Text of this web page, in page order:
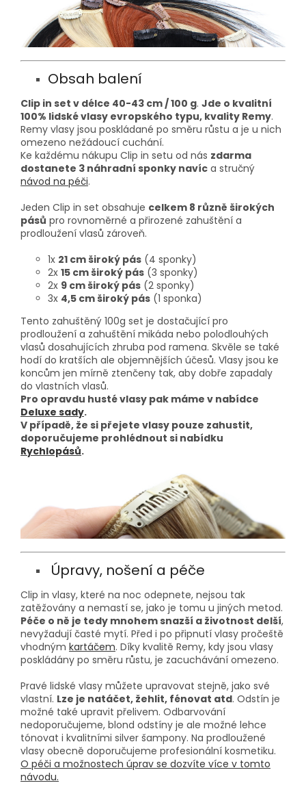
Obsah balení
Clip in set v délce 40-43 cm / 100 g. Jde o kvalitní
100% lidské vlasy evropského typu, kvality Remy.
Remy vlasy jsou poskládané po směru růstu a je u nich
omezeno nežádoucí cuchání.
Ke každému nákupu Clip in setu od nás zdarma
dostanete 3 náhradní sponky navíc a stručný
návod na péči.
Jeden Clip in set obsahuje celkem 8 různě širokých
pásů pro rovnoměrné a přirozené zahuštění a
prodloužení vlasů zároveň.
1x 21 cm široký pás (4 sponky)
2x 15 cm široký pás (3 sponky)
2x 9 cm široký pás (2 sponky)
3x 4,5 cm široký pás (1 sponka)
Tento zahuštěný 100g set je dostačující pro
prodloužení a zahuštění mikáda nebo polodlouhých
vlasů dosahujících zhruba pod ramena. Skvěle se také
hodí do kratších ale objemnějších účesů. Vlasy jsou ke
koncům jen mírně ztenčeny tak, aby dobře zapadaly
do vlastních vlasů.
Pro opravdu husté vlasy pak máme v nabídce
Deluxe sady.
V případě, že si přejete vlasy pouze zahustit,
doporučujeme prohlédnout si nabídku
Rychlopásů.
Úpravy, nošení a péče
Clip in vlasy, které na noc odepnete, nejsou tak
zatěžovány a nemastí se, jako je tomu u jiných metod.
Péče o ně je tedy mnohem snazší a životnost delší,
nevyžadují časté mytí. Před i po připnutí vlasy pročeště
vhodným kartáčem. Díky kvalitě Remy, kdy jsou vlasy
poskládány po směru růstu, je zacuchávání omezeno.
Pravé lidské vlasy můžete upravovat stejně, jako své
vlastní. Lze je natáčet, žehlit, fénovat atd. Odstín je
možné také upravit přelivem. Odbarvování
nedoporučujeme, blond odstíny je ale možné lehce
tónovat i kvalitními silver šampony. Na prodloužené
vlasy obecně doporučujeme profesionální kosmetiku.
O péči a možnostech úprav se dozvíte více v tomto
návodu.